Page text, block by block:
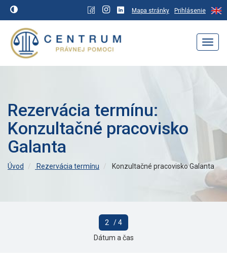
Mapa stránky Prihlásenie
Rezervácia termínu:
Konzultačné pracovisko
Galanta
Úvod Rezervácia termínu Konzultačné pracovisko Galanta
2
/ 4
Dátum a čas